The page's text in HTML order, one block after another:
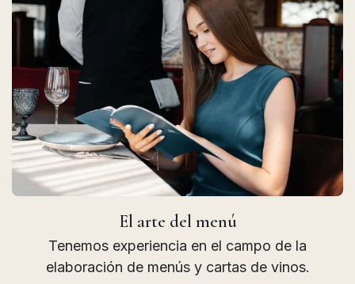
El arte del menú
Tenemos experiencia en el campo de la
elaboración de menús y cartas de vinos.